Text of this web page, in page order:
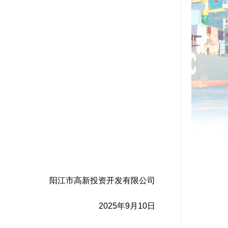
阳江市高新投资开发有限公司
2025年9月10日